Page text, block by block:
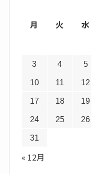
月 火 水
3 4 5
10 11 12
17 18 19
24 25 26
31
« 12月